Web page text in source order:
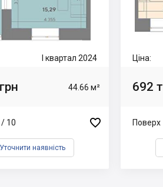
I квартал 2024
44.66 м²
10 
Уточнити наявність
Ціна:
692
Поверх